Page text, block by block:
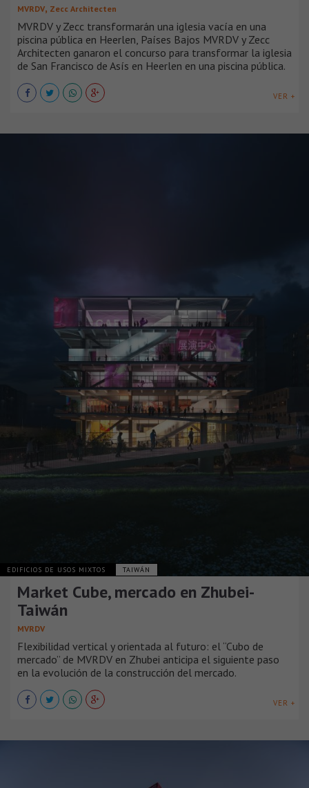
MVRDV, Zecc Architecten
MVRDV y Zecc transformarán una iglesia vacía en una
piscina pública en Heerlen, Países Bajos MVRDV y Zecc
Architecten ganaron el concurso para transformar la iglesia
de San Francisco de Asís en Heerlen en una piscina pública.
VER +
EDIFICIOS DE USOS MIXTOS TAIWÁN
Market Cube, mercado en Zhubei-
Taiwán
MVRDV
Flexibilidad vertical y orientada al futuro: el “Cubo de
mercado” de MVRDV en Zhubei anticipa el siguiente paso
en la evolución de la construcción del mercado.
VER +